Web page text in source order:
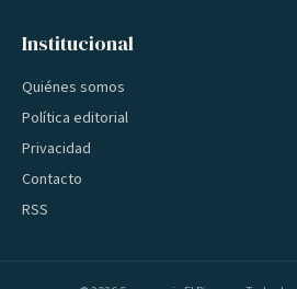
Institucional
Quiénes somos
Política editorial
Privacidad
Contacto
RSS